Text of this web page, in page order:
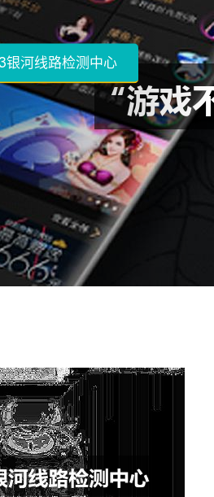
银河线路检测中心